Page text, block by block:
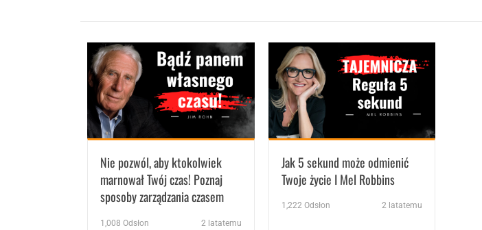
Nie pozwól, aby ktokolwiek
marnował Twój czas! Poznaj
sposoby zarządzania czasem
1,008 Odsłon 2 latatemu
Jak 5 sekund może odmienić
Twoje życie I Mel Robbins
1,222 Odsłon 2 latatemu